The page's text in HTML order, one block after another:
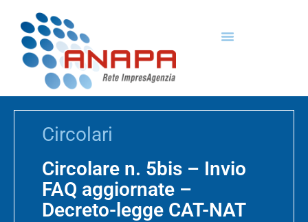
Circolari
Circolare n. 5bis – Invio
FAQ aggiornate –
Decreto-legge CAT-NAT